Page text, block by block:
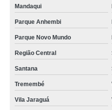
Mandaqui
Parque Anhembi
Parque Novo Mundo
Região Central
Santana
Tremembé
Vila Jaraguá